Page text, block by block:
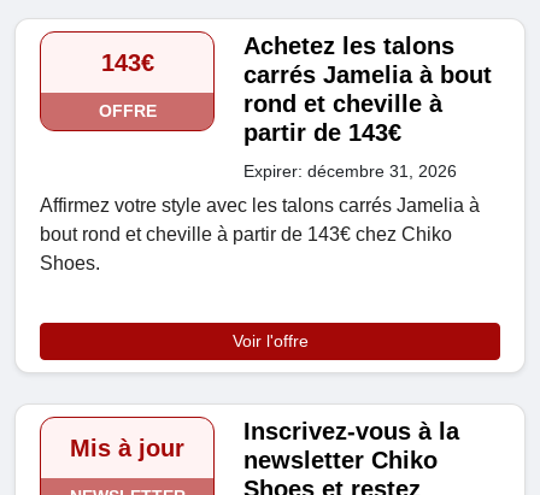
143€
OFFRE
Achetez les talons
carrés Jamelia à bout
rond et cheville à
partir de 143€
Expirer: décembre 31, 2026
Affirmez votre style avec les talons carrés Jamelia à
bout rond et cheville à partir de 143€ chez Chiko
Shoes.
Voir l'offre
Mis à jour
Inscrivez-vous à la
newsletter Chiko
Shoes et restez